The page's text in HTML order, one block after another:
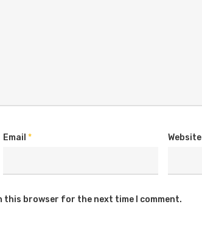
Email* Website
this browser for the next time I comment.